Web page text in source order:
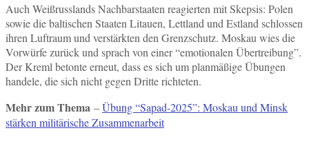
Auch Weißrusslands Nachbarstaaten reagierten mit Skepsis: Polen
sowie die baltischen Staaten Litauen, Lettland und Estland schlossen
ihren Luftraum und verstärkten den Grenzschutz. Moskau wies die
Vorwürfe zurück und sprach von einer “emotionalen Übertreibung”.
Der Kreml betonte erneut, dass es sich um planmäßige Übungen
handele, die sich nicht gegen Dritte richteten.
Mehr zum Thema –Übung “Sapad-2025”: Moskau und Minsk
stärken militärische Zusammenarbeit